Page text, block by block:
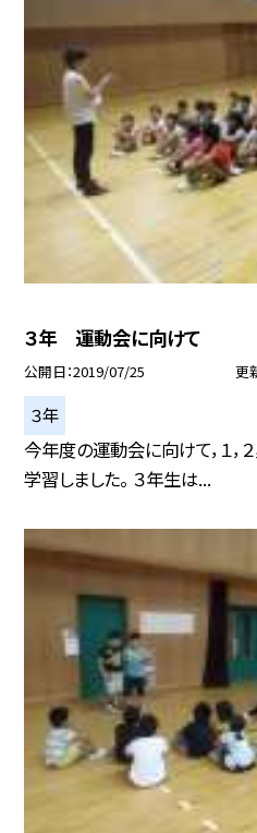
３年 運動会に向けて
公開日 2019/07/25 更
３年
今年度の運動会に向けて，１，
学習しました。 ３年生は...